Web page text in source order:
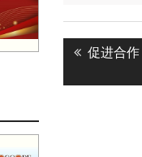
Post
Previous
促进合